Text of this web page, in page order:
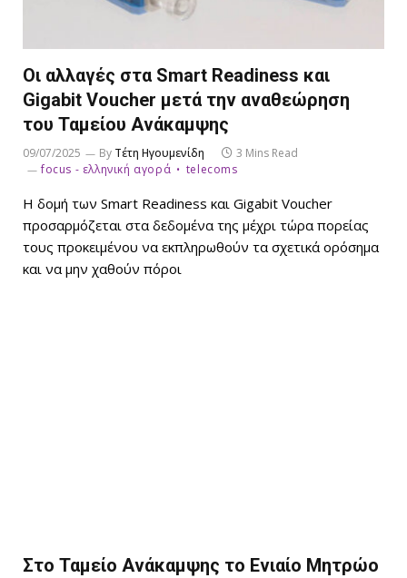
Οι αλλαγές στα Smart Readiness και
Gigabit Voucher μετά την αναθεώρηση
του Ταμείου Ανάκαμψης
09/07/2025 By Τέτη Ηγουμενίδη
3 Mins Read
focus - ελληνική αγορά
telecoms
Η δομή των Smart Readiness και Gigabit Voucher
προσαρμόζεται στα δεδομένα της μέχρι τώρα πορείας
τους προκειμένου να εκπληρωθούν τα σχετικά ορόσημα
και να μην χαθούν πόροι
Στο Ταμείο Ανάκαμψης το Ενιαίο Μητρώο